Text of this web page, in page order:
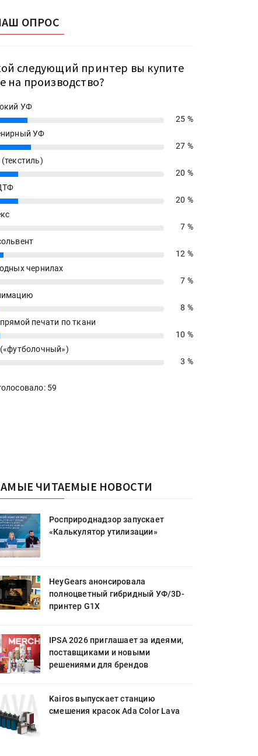
ОПРОС
следующий принтер вы купите
на производство?
УФ
25 %
УФ
27 %
20 %
20 %
7 %
12 %
чернилах
7 %
8 %
печати по ткани
10 %
3 %
59
ЧИТАЕМЫЕ НОВОСТИ
Росприроднадзор запускает
«Калькулятор утилизации»
HeyGears анонсировала
полноцветный гибридный УФ/3D-
принтер G1X
IPSA 2026 приглашает за идеями,
поставщиками и новыми
решениями для брендов
Kairos выпускает станцию
смешения красок Ada Color Lava